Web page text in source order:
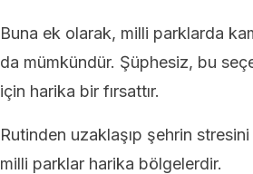
Buna ek olarak, milli parklarda
da mümkündür. Şüphesiz, bu
için harika bir fırsattır.
Rutinden uzaklaşıp şehrin
milli parklar harika bölgelerdir.